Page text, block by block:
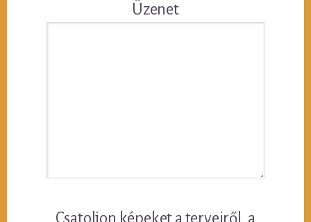
Üzenet
Csatoljon képeket a terveiről, a